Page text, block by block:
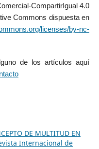
CompartirIgual 4.0
Commons dispuesta en
licenses/by-nc-
de los artículos aquí
DE MULTITUD EN
Internacional de